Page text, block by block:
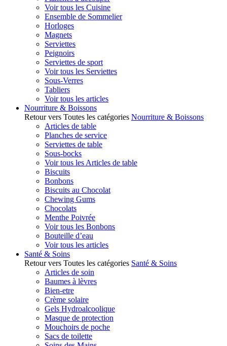
Voir tous les Cuisine
Ensemble de Sommelier
Horloges
Magnets
Serviettes
Peignoirs
Serviettes de sport
Voir tous les Serviettes
Sous-Verres
Tabliers
Voir tous les articles
Nourriture & Boissons
Retour vers Toutes les catégories Nourriture & Boissons
Articles de table
Planches de service
Serviettes de table
Sous-bocks
Voir tous les Articles de table
Biscuits
Bonbons
Biscuits au Chocolat
Chewing Gums
Chocolats
Menthe Poivrée
Voir tous les Bonbons
Bouteille d’eau
Voir tous les articles
Santé & Soins
Retour vers Toutes les catégories Santé & Soins
Articles de soin
Baumes à lèvres
Bien-etre
Crème solaire
Gels Hydroalcoolique
Masque de protection
Mouchoirs de poche
Sacs de toilette